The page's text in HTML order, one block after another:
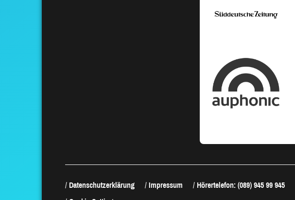
Datenschutzerklärung Impressum
Hörertelefon: (089) 945 99 945